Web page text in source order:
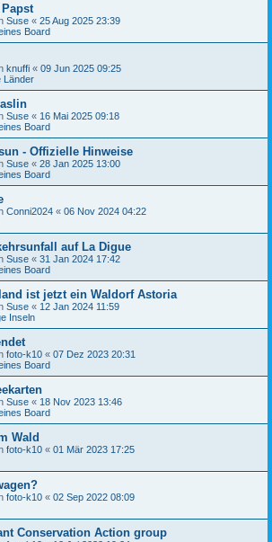
Suse « 25 Aug 2025 23:39
Board
knuffi « 09 Jun 2025 09:25
Länder
Suse « 16 Mai 2025 09:18
Board
- Offizielle Hinweise
Suse « 28 Jan 2025 13:00
Board
Conni2024 « 06 Nov 2024 04:22
auf La Digue
Suse « 31 Jan 2024 17:42
Board
ist jetzt ein Waldorf Astoria
Suse « 12 Jan 2024 11:59
Inseln
foto-k10 « 07 Dez 2023 20:31
Board
Suse « 18 Nov 2023 13:46
Board
Wald
foto-k10 « 01 Mär 2023 17:25
foto-k10 « 02 Sep 2022 08:09
Conservation Action group